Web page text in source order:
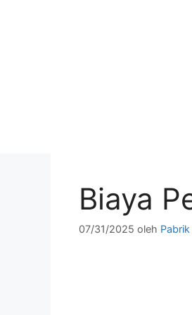
Biaya
07/31/2025 oleh